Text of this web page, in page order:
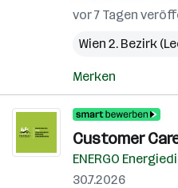
vor 7 Tagen
Wien 2. Bezirk
Merken
Customer
ENERGO
30.7.2026